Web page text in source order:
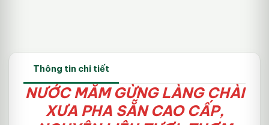
tỏi,
ớt
tươi
số
lượng
Thông tin chi tiết
NƯỚC MẮM GỪNG LÀNG CHÀI
XƯA PHA SẴN CAO CẤP,